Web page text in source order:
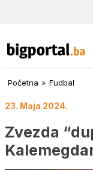
Početna » Fudbal
23. Maja 2024.
Zvezda